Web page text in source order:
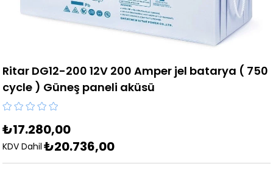
Ritar DG12-200 12V 200 Amper jel batarya ( 750
cycle ) Güneş paneli aküsü
₺17.280,00
KDV Dahil ₺20.736,00